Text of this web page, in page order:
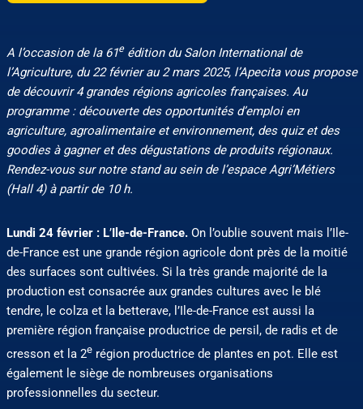
A l’occasion de la 61eédition du Salon International de
l’Agriculture, du 22 février au 2 mars 2025, l’Apecita vous propose
de découvrir 4 grandes régions agricoles françaises. Au
programme : découverte des opportunités d’emploi en
agriculture, agroalimentaire et environnement, des quiz et des
goodies à gagner et des dégustations de produits régionaux.
Rendez-vous sur notre stand au sein de l’espace Agri’Métiers
(Hall 4) à partir de 10 h.
Lundi 24 février : L’Ile-de-France.On l’oublie souvent mais l’Ile-
de-France est une grande région agricole dont près de la moitié
des surfaces sont cultivées. Si la très grande majorité de la
production est consacrée aux grandes cultures avec le blé
tendre, le colza et la betterave, l’Ile-de-France est aussi la
première région française productrice de persil, de radis et de
cresson et la 2erégion productrice de plantes en pot. Elle est
également le siège de nombreuses organisations
professionnelles du secteur.